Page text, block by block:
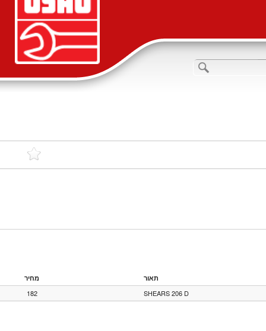
תאור מחיר
SHEARS 206 D
182